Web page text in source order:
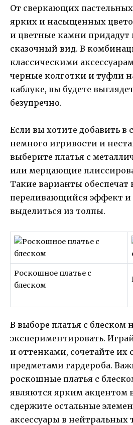
От сверкающих
ярких и насыщенных
и цветные камни придадут
сказочный вид. В
классическими
черные колготки и туфли
каблуке, вы будете
безупречно.
Если вы хотите добавить в
немного игривости и
выберите платья с
или мерцающие
Такие варианты
переливающийся эффект и
выделиться из толпы.
Роскошное платье с
блеском
В выборе платья с блеском
экспериментировать.
и оттенками, сочетайте их
предметами гардероба.
роскошные платья с
являются ярким акцентом
сдержите остальные
аксессуары в нейтральных